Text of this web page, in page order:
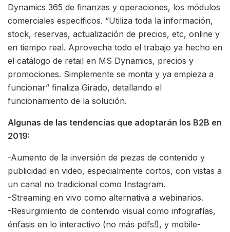
Dynamics 365 de finanzas y operaciones, los módulos
comerciales específicos. “Utiliza toda la información,
stock, reservas, actualización de precios, etc, online y
en tiempo real. Aprovecha todo el trabajo ya hecho en
el catálogo de retail en MS Dynamics, precios y
promociones. Simplemente se monta y ya empieza a
funcionar” finaliza Girado, detallando el
funcionamiento de la solución.
Algunas de las tendencias que adoptarán los B2B en
2019:
-Aumento de la inversión de piezas de contenido y
publicidad en video, especialmente cortos, con vistas a
un canal no tradicional como Instagram.
-Streaming en vivo como alternativa a webinarios.
-Resurgimiento de contenido visual como infografías,
énfasis en lo interactivo (no más pdfs!), y mobile-